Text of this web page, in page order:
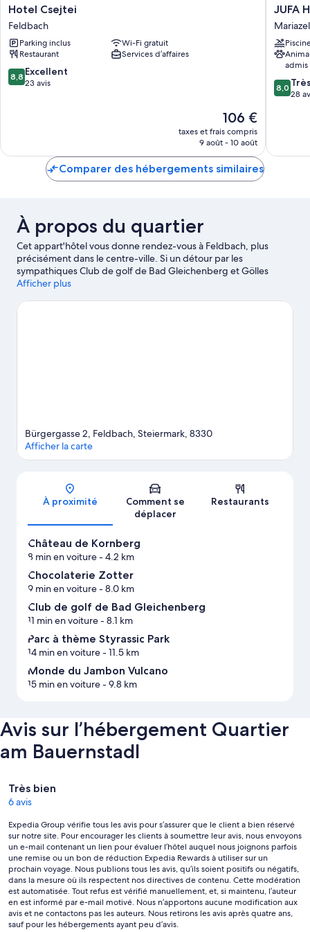
Hotel
Csejtei
Feldbach
Hotel Csejtei
Feldbach
Parking inclus
Wi-Fi gratuit
Restaurant
Services d’affaires
8.8
sur
8,8 Excellent
23 avis
Le
nouveau
prix
de
106 €
taxes et frais compris
9 août - 10 août
JUFA
Hotel
JUFA
admis
8.0
sur
8,0
28
Comparer des hébergements similaires
À propos du quartier
Cet appart'hôtel vous donne rendez-vous à Feldbach, plus
précisément dans le centre-ville. Si un détour par les
sympathiques Club de golf de Bad Gleichenberg et Gölles
satisfera vos envies de découvertes, les agréables Chocolaterie
agréable moment de détente. Les agréables Ferme d'Alpagas
Afficher plus
Carte
Bürgergasse 2, Feldbach, Steiermark, 8330
Afficher la carte
À proximité
Comment se
déplacer
Restaurants
Château de Kornberg
8 min en voiture- 4.2 km
Chocolaterie Zotter
9 min en voiture- 8.0 km
Club de golf de Bad Gleichenberg
11 min en voiture- 8.1 km
Parc à thème Styrassic Park
14 min en voiture- 11.5 km
Monde du Jambon Vulcano
15 min en voiture- 9.8 km
Avis sur l’hébergement Quartier
am Bauernstadl
Avis
Très bien
6 avis
Expedia Group vérifie tous les avis pour s’assurer que le client a bien réservé
sur notre site. Pour encourager les clients à soumettre leur avis, nous envoyons
un e-mail contenant un lien pour évaluer l’hôtel auquel nous joignons parfois
une remise ou un bon de réduction Expedia Rewards à utiliser sur un
prochain voyage. Nous publions tous les avis, qu’ils soient positifs ou négatifs,
dans la mesure où ils respectent nos directives de contenu. Cette modération
est automatisée. Tout refus est vérifié manuellement, et, si maintenu, l’auteur
en est informé par e-mail motivé. Nous n’apportons aucune modification aux
avis et ne contactons pas les auteurs. Nous retirons les avis après quatre ans,
sauf pour les hébergements ayant peu d’avis.